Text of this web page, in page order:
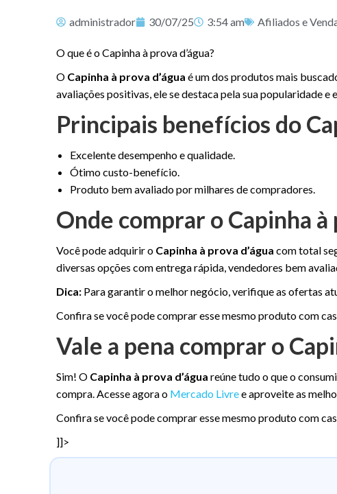
administrador 30/07/25 3:54 am Afiliados e
O que é o Capinha à prova d’água?
O Capinha à prova d’água é um dos produtos mais
avaliações positivas, ele se destaca pela sua popularidade
Principais benefícios do
Excelente desempenho e qualidade.
Ótimo custo-benefício.
Produto bem avaliado por milhares de compradores.
Onde comprar o Capinha à
Você pode adquirir o Capinha à prova d’água com total
diversas opções com entrega rápida, vendedores bem
Dica: Para garantir o melhor negócio, verifique as ofertas
Confira se você pode comprar esse mesmo produto com
Vale a pena comprar o
Sim! O Capinha à prova d’água reúne tudo o que o
compra. Acesse agora o Mercado Livree aproveite as
Confira se você pode comprar esse mesmo produto com
]]>